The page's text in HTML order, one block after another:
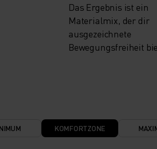
Das Ergebnis ist ein
Materialmix, der dir
ausgezeichnete
Bewegungsfreiheit
KOMFORTZONE